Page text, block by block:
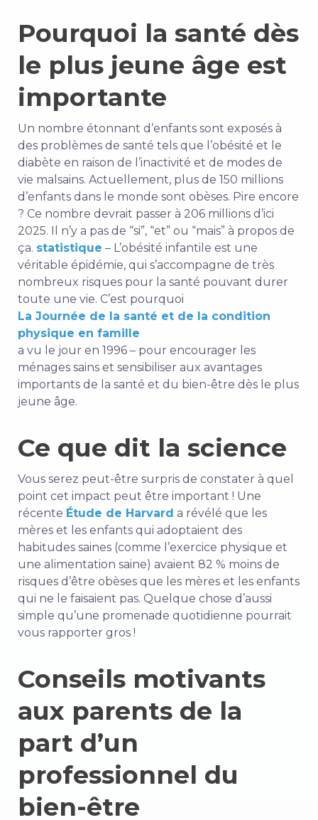
Pourquoi la santé dès
le plus jeune âge est
importante
Un nombre étonnant d’enfants sont exposés à
des problèmes de santé tels que l’obésité et le
diabète en raison de l’inactivité et de modes de
vie malsains. Actuellement, plus de 150 millions
d’enfants dans le monde sont obèses. Pire encore
? Ce nombre devrait passer à 206 millions d’ici
2025. Il n’y a pas de “si”, “et” ou “mais” à propos de
ça. statistique – L’obésité infantile est une
véritable épidémie, qui s’accompagne de très
nombreux risques pour la santé pouvant durer
toute une vie. C’est pourquoi
La Journée de la santé et de la condition
physique en famille
a vu le jour en 1996 – pour encourager les
ménages sains et sensibiliser aux avantages
importants de la santé et du bien-être dès le plus
jeune âge.
Ce que dit la science
Vous serez peut-être surpris de constater à quel
point cet impact peut être important ! Une
récente Étude de Harvard a révélé que les
mères et les enfants qui adoptaient des
habitudes saines (comme l’exercice physique et
une alimentation saine) avaient 82 % moins de
risques d’être obèses que les mères et les enfants
qui ne le faisaient pas. Quelque chose d’aussi
simple qu’une promenade quotidienne pourrait
vous rapporter gros !
Conseils motivants
aux parents de la
part d’un
professionnel du
bien-être